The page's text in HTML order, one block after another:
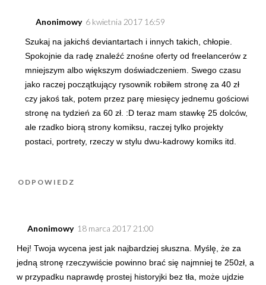
Anonimowy 6 kwietnia 2017 16:59
Szukaj na jakichś deviantartach i innych takich, chłopie.
Spokojnie da radę znaleźć znośne oferty od freelancerów z
mniejszym albo większym doświadczeniem. Swego czasu
jako raczej początkujący rysownik robiłem stronę za 40 zł
czy jakoś tak, potem przez parę miesięcy jednemu gościowi
stronę na tydzień za 60 zł. :D teraz mam stawkę 25 dolców,
ale rzadko biorą strony komiksu, raczej tylko projekty
postaci, portrety, rzeczy w stylu dwu-kadrowy komiks itd.
ODPOWIEDZ
Anonimowy 18 marca 2017 21:00
Hej! Twoja wycena jest jak najbardziej słuszna. Myślę, że za
jedną stronę rzeczywiście powinno brać się najmniej te 250zł, a
w przypadku naprawdę prostej historyjki bez tła, może ujdzie